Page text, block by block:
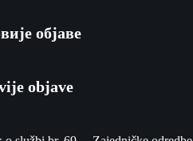
објаве
objave